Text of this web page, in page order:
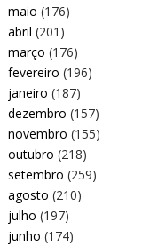
maio (176)
abril (201)
março (176)
fevereiro (196)
janeiro (187)
dezembro (157)
novembro (155)
outubro (218)
setembro (259)
agosto (210)
julho (197)
junho (174)